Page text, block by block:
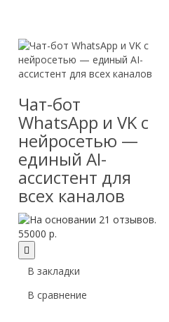
Чат-бот
WhatsApp и VK с
нейросетью —
единый AI-
ассистент для
всех каналов
55000 р.
В закладки
В сравнение